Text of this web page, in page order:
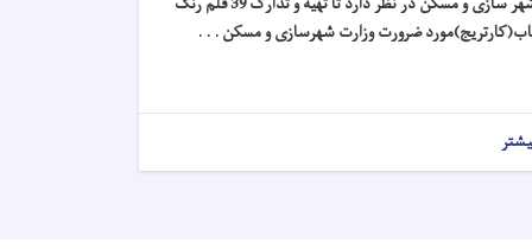
ضرورت وزارت شهرسازی و مسکن . . .